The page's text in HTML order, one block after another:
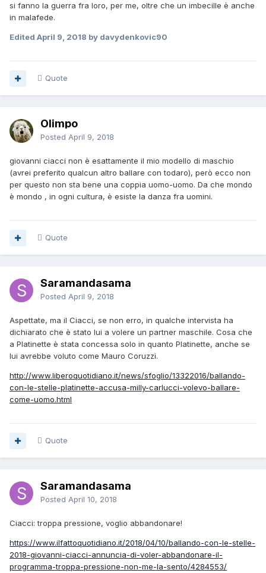
si fanno la guerra fra loro, per me, oltre che un imbecille è anche
in malafede.
Edited April 9, 2018 by davydenkovic90
Quote
Olimpo
Posted April 9, 2018
giovanni ciacci non è esattamente il mio modello di maschio
(avrei preferito qualcun altro ballare con todaro), però ecco non
per questo non sta bene una coppia uomo-uomo. Da che mondo
è mondo , in ogni cultura, è esiste la danza fra uomini.
Quote
Saramandasama
Posted April 9, 2018
Aspettate, ma il Ciacci, se non erro, in qualche intervista ha
dichiarato che è stato lui a volere un partner maschile. Cosa che
a Platinette è stata concessa solo in quanto Platinette, anche se
lui avrebbe voluto come Mauro Coruzzi.
http://www.liberoquotidiano.it/news/sfoglio/13322016/ballando-
con-le-stelle-platinette-accusa-milly-carlucci-volevo-ballare-
come-uomo.html
Quote
Saramandasama
Posted April 10, 2018
Ciacci: troppa pressione, voglio abbandonare!
https://www.ilfattoquotidiano.it/2018/04/10/ballando-con-le-stelle-
2018-giovanni-ciacci-annuncia-di-voler-abbandonare-il-
programma-troppa-pressione-non-me-la-sento/4284553/